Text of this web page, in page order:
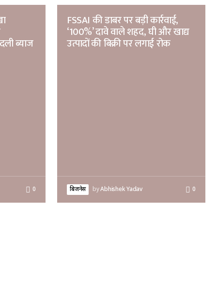
ब्याज
0
FSSAI की डाबर पर बड़ी कार्रवाई,
‘100%’ दावे वाले शहद, घी और खाद्य
उत्पादों की बिक्री पर लगाई रोक
बिजनेस byAbhishek Yadav 0